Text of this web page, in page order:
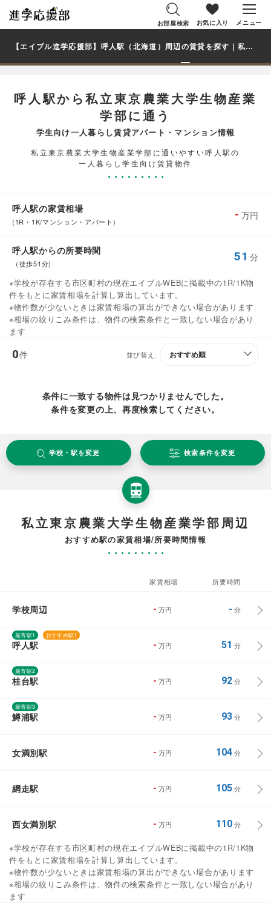
お部屋検索 お気に入り メニュー
【エイブル進学応援部】呼人駅（北海道）周辺の賃貸を探す｜私立東京農業大学生物産業学部学生・大学生の一人暮らし向け賃貸マンション・アパート
呼人駅から私立東京農業大学生物産業
学部に通う
学生向け一人暮らし賃貸アパート・マンション情報
私立東京農業大学生物産業学部に通いやすい呼人駅の
一人暮らし学生向け賃貸物件
呼人駅の家賃相場
(1R・1K/マンション・アパート)
- 万円
呼人駅からの所要時間
（徒歩51分)
51 分
※学校が存在する市区町村の現在エイブルWEBに掲載中の1R/1K物
件をもとに家賃相場を計算し算出しています。
※物件数が少ないときは家賃相場の算出ができない場合があります
※相場の絞りこみ条件は、物件の検索条件と一致しない場合があり
ます
0件 並び替え:
条件に一致する物件は見つかりませんでした。
条件を変更の上、再度検索してください。
学校・駅を変更 検索条件を変更
私立東京農業大学生物産業学部周辺
おすすめ駅の家賃相場/所要時間情報
家賃相場 所要時間
学校周辺 - 万円 - 分
最寄駅1 おすすめ駅1
呼人駅 - 万円 51 分
最寄駅2
桂台駅 - 万円 92分
最寄駅3
鱒浦駅 - 万円 93分
女満別駅 - 万円 104分
網走駅 - 万円 105分
西女満別駅 - 万円 110分
※学校が存在する市区町村の現在エイブルWEBに掲載中の1R/1K物
件をもとに家賃相場を計算し算出しています。
※物件数が少ないときは家賃相場の算出ができない場合があります
※相場の絞りこみ条件は、物件の検索条件と一致しない場合があり
ます